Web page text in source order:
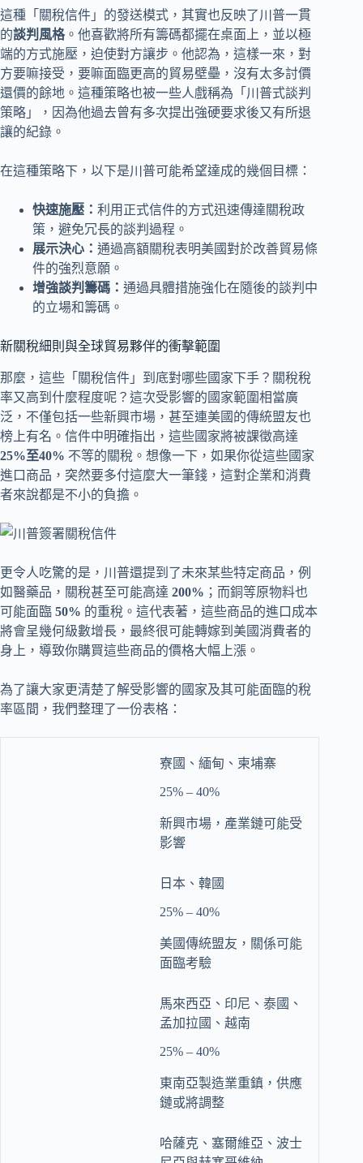
這種「關稅信件」的發送模式，其實也反映了川普一貫
的談判風格。他喜歡將所有籌碼都擺在桌面上，並以極
端的方式施壓，迫使對方讓步。他認為，這樣一來，對
方要嘛接受，要嘛面臨更高的貿易壁壘，沒有太多討價
還價的餘地。這種策略也被一些人戲稱為「川普式談判
策略」，因為他過去曾有多次提出強硬要求後又有所退
讓的紀錄。
在這種策略下，以下是川普可能希望達成的幾個目標：
快速施壓： 利用正式信件的方式迅速傳達關稅政
策，避免冗長的談判過程。
展示決心： 通過高額關稅表明美國對於改善貿易條
件的強烈意願。
增強談判籌碼： 通過具體措施強化在隨後的談判中
的立場和籌碼。
新關稅細則與全球貿易夥伴的衝擊範圍
那麼，這些「關稅信件」到底對哪些國家下手？關稅稅
率又高到什麼程度呢？這次受影響的國家範圍相當廣
泛，不僅包括一些新興市場，甚至連美國的傳統盟友也
榜上有名。信件中明確指出，這些國家將被課徵高達
25%至40% 不等的關稅。想像一下，如果你從這些國家
進口商品，突然要多付這麼大一筆錢，這對企業和消費
者來說都是不小的負擔。
更令人吃驚的是，川普還提到了未來某些特定商品，例
如醫藥品，關稅甚至可能高達 200% ；而銅等原物料也
可能面臨 50% 的重稅。這代表著，這些商品的進口成本
將會呈幾何級數增長，最終很可能轉嫁到美國消費者的
身上，導致你購買這些商品的價格大幅上漲。
為了讓大家更清楚了解受影響的國家及其可能面臨的稅
率區間，我們整理了一份表格：
寮國、緬甸、柬埔寨
25% – 40%
新興市場，產業鏈可能受
影響
日本、韓國
25% – 40%
美國傳統盟友，關係可能
面臨考驗
馬來西亞、印尼、泰國、
孟加拉國、越南
25% – 40%
東南亞製造業重鎮，供應
鏈或將調整
哈薩克、塞爾維亞、波士